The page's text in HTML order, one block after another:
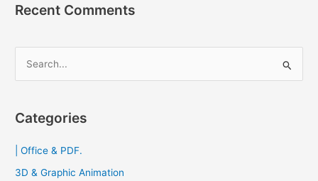
ไดรฟ์
2023
Recent Comments
r
f
Categories
| Office & PDF.
3D & Graphic Animation